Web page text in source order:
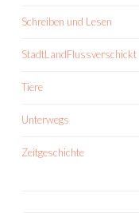
Schreiben und Lesen
StadtLandFlussverschickt
Tiere
Unterwegs
Zeitgeschichte